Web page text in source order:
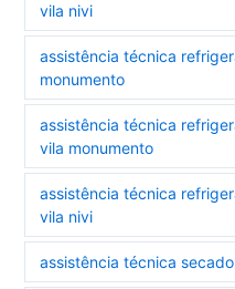
vila nivi
assistência técnica
monumento
assistência técnica
vila monumento
assistência técnica
vila nivi
assistência técnica